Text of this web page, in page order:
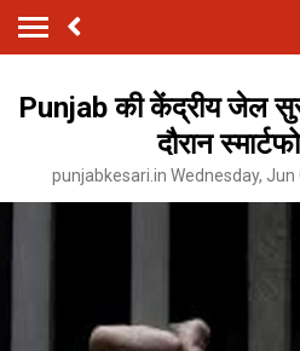
Punjab की केंद्रीय जेल
दौरान
punjabkesari.in Wednesday, Jun